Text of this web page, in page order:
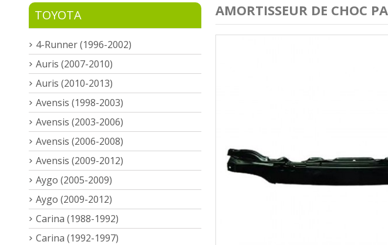
AMORTISSEUR DE CHOC
TOYOTA
4-Runner (1996-2002)
Auris (2007-2010)
Auris (2010-2013)
Avensis (1998-2003)
Avensis (2003-2006)
Avensis (2006-2008)
Avensis (2009-2012)
Aygo (2005-2009)
Aygo (2009-2012)
Carina (1988-1992)
Carina (1992-1997)